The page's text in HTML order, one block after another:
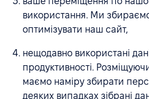
використання. Ми
оптимізувати наш сайт,
нещодавно використані
продуктивності.
маємо наміру збирати
деяких випадках зібрані